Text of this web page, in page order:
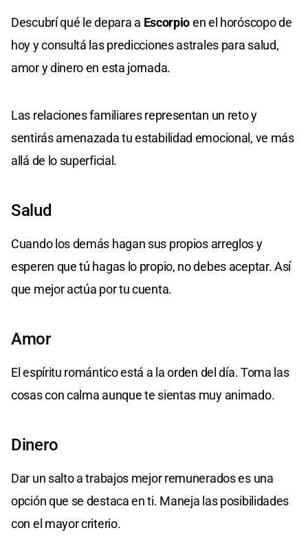
Descubrí qué le depara a Escorpioen el horóscopo de
hoy y consultá las predicciones astrales para salud,
amor y dinero en esta jornada.
Las relaciones familiares representan un reto y
sentirás amenazada tu estabilidad emocional, ve más
allá de lo superficial.
Salud
Cuando los demás hagan sus propios arreglos y
esperen que tú hagas lo propio, no debes aceptar. Así
que mejor actúa por tu cuenta.
Amor
El espíritu romántico está a la orden del día. Toma las
cosas con calma aunque te sientas muy animado.
Dinero
Dar un salto a trabajos mejor remunerados es una
opción que se destaca en ti. Maneja las posibilidades
con el mayor criterio.